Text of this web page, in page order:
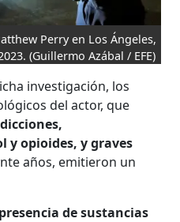
Perry en Los Ángeles,
(Guillermo Azábal / EFE)
investigación, los
del actor, que
y opioides, y graves
años, emitieron un
de sustancias